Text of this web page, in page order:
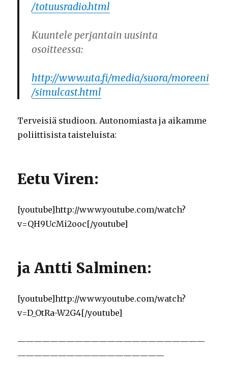
/totuusradio.html
Kuuntele perjantain uusinta
osoitteessa:
http://www.uta.fi/media/suora/moreeni
/simulcast.html
Terveisiä studioon. Autonomiasta ja aikamme
poliittisista taisteluista:
Eetu Viren:
[youtube]http://www.youtube.com/watch?
v=QH9UcMi2ooc[/youtube]
ja Antti Salminen:
[youtube]http://www.youtube.com/watch?
v=D_OtRa-W2G4[/youtube]
———————————————————————
——————————————————